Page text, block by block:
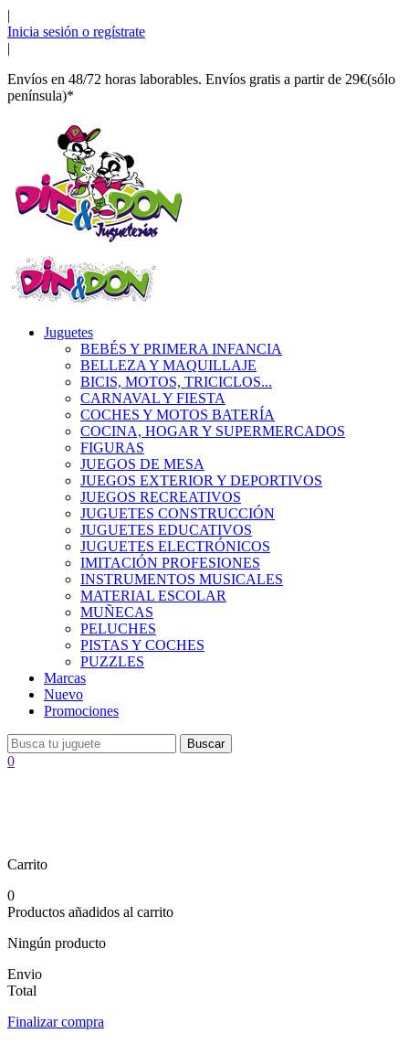
|
Inicia sesión o regístrate
|
Envíos en 48/72 horas laborables. Envíos gratis a partir de 29€(sólo
península)*
Juguetes
BEBÉS Y PRIMERA INFANCIA
BELLEZA Y MAQUILLAJE
BICIS, MOTOS, TRICICLOS...
CARNAVAL Y FIESTA
COCHES Y MOTOS BATERÍA
COCINA, HOGAR Y SUPERMERCADOS
FIGURAS
JUEGOS DE MESA
JUEGOS EXTERIOR Y DEPORTIVOS
JUEGOS RECREATIVOS
JUGUETES CONSTRUCCIÓN
JUGUETES EDUCATIVOS
JUGUETES ELECTRÓNICOS
IMITACIÓN PROFESIONES
INSTRUMENTOS MUSICALES
MATERIAL ESCOLAR
MUÑECAS
PELUCHES
PISTAS Y COCHES
PUZZLES
Marcas
Nuevo
Promociones
Buscar
0
Carrito
0
Productos añadidos al carrito
Ningún producto
Envio
Total
Finalizar compra